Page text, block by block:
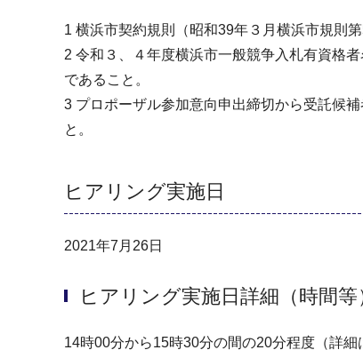
1 横浜市契約規則（昭和39年３月横浜市規則
2 令和３、４年度横浜市一般競争入札有資格
であること。
3 プロポーザル参加意向申出締切から受託候
と。
ヒアリング実施日
2021年7月26日
ヒアリング実施日詳細（時間等
14時00分から15時30分の間の20分程度（詳細